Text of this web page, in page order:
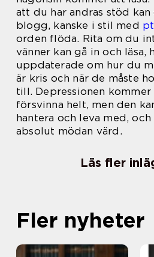
att du har andras stöd
blogg, kanske i stil med
orden flöda. Rita om du
vänner kan gå in och läsa,
uppdaterade om hur du
är kris och när de måste
till. Depressionen
försvinna helt, men den
hantera och leva med,
absolut mödan värd.
Läs fler
Fler nyheter